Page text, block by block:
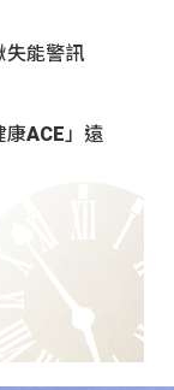
失能警訊
康ACE」遠